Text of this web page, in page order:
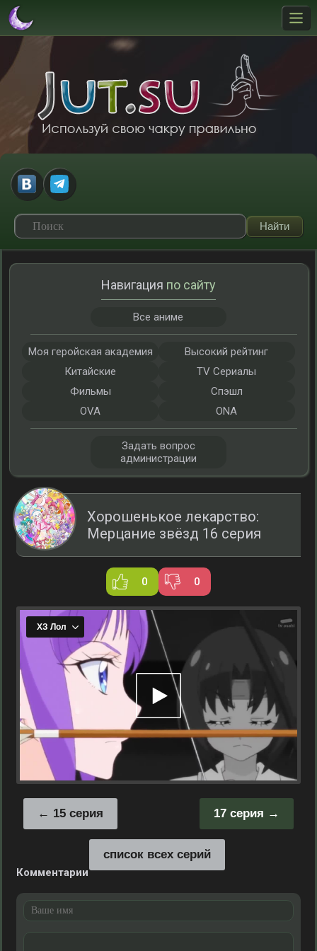
Хорошенькое лекарство:
Мерцание звёзд 16 серия
0 0
17 серия
15 серия
список всех серий
Комментарии
Навигация по сайту
Все аниме
Моя геройская академия
Высокий рейтинг
Китайские
TV Сериалы
Фильмы
Спэшл
OVA
ONA
Задать вопрос
администрации